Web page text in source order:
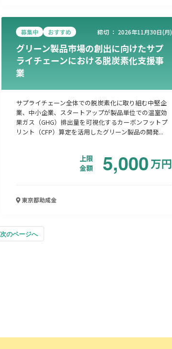
募集中 おすすめ 締切 ： 2026年11月30日(月)
グリーン製品市場の創出に向けたサプ
ライチェーンにおける脱炭素化支援事
業
サプライチェーン全体での脱炭素化に取り組む中堅企
業、中小企業、スタートアップが製品単位での温室効
果ガス（GHG）排出量を可視化するカーボンフットプ
リント（CFP）算定を活用したグリーン製品の開発...
上限
金額
5,000万円
東京都助成金
次のページへ